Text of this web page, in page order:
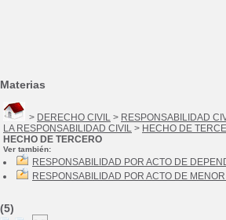
Materias
> DERECHO CIVIL > RESPONSABILIDAD
LA RESPONSABILIDAD CIVIL > HECHO DE
HECHO DE TERCERO
Ver también:
RESPONSABILIDAD POR ACTO DE
RESPONSABILIDAD POR ACTO DE
(5)